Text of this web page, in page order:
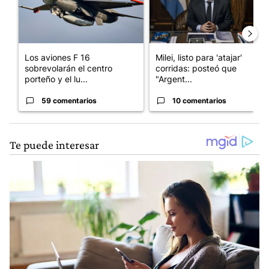
Los aviones F 16
sobrevolarán el centro
porteño y el lu...
59 comentarios
Milei, listo para 'atajar'
corridas: posteó que
"Argent...
10 comentarios